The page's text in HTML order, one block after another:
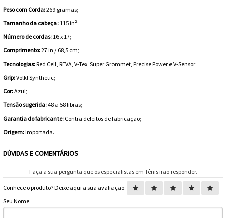
Peso com Corda:269 gramas;
Tamanho da cabeça: 115 in²;
Número de cordas: 16 x 17;
Comprimento:27 in / 68,5 cm;
Tecnologias:Red Cell, REVA, V-Tex, Super Grommet, Precise Power e V-Sensor;
Grip:Volkl Synthetic;
Cor:Azul;
Tensão sugerida:48 a 58 libras;
Garantia do fabricante: Contra defeitos de fabricação;
Origem:Importada.
DÚVIDAS E COMENTÁRIOS
Faça a sua pergunta que os especialistas em Tênis irão responder.
Conhece o produto? Deixe aqui a sua avaliação:
Seu Nome: